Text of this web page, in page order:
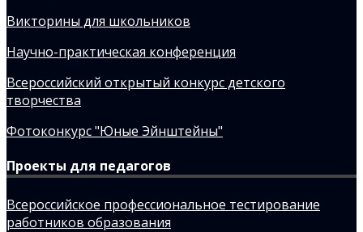
Викторины для школьников
Научно-практическая конференция
Всероссийский открытый конкурс детского
творчества
Фотоконкурс "Юные Эйнштейны"
Проекты для педагогов
Всероссийское профессиональное тестирование
работников образования